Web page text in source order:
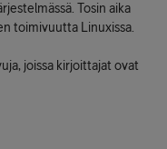
Tosin aika
toimivuutta Linuxissa.
joissa kirjoittajat ovat